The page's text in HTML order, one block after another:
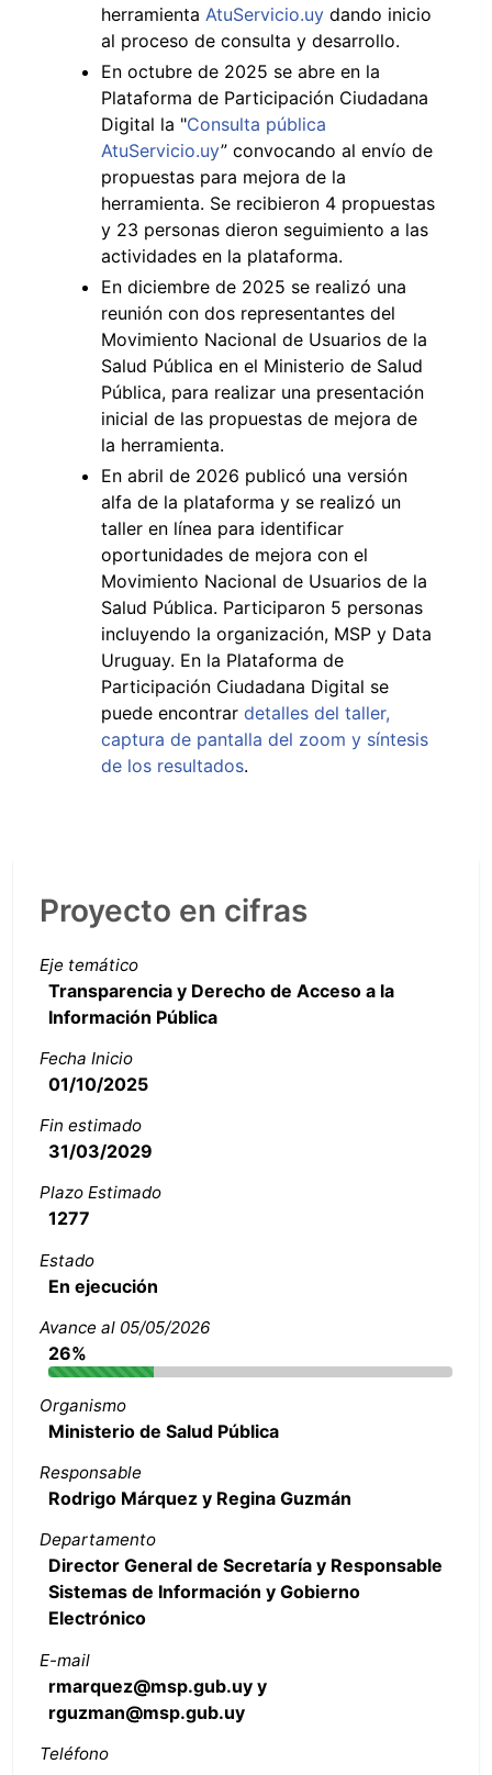
herramienta AtuServicio.uy dando inicio
al proceso de consulta y desarrollo.
En octubre de 2025 se abre en la
Plataforma de Participación Ciudadana
Digital la "Consulta pública
AtuServicio.uy” convocando al envío de
propuestas para mejora de la
herramienta. Se recibieron 4 propuestas
y 23 personas dieron seguimiento a las
actividades en la plataforma.
En diciembre de 2025 se realizó una
reunión con dos representantes del
Movimiento Nacional de Usuarios de la
Salud Pública en el Ministerio de Salud
Pública, para realizar una presentación
inicial de las propuestas de mejora de
la herramienta.
En abril de 2026 publicó una versión
alfa de la plataforma y se realizó un
taller en línea para identificar
oportunidades de mejora con el
Movimiento Nacional de Usuarios de la
Salud Pública. Participaron 5 personas
incluyendo la organización, MSP y Data
Uruguay. En la Plataforma de
Participación Ciudadana Digital se
puede encontrar detalles del taller,
captura de pantalla del zoom y síntesis
de los resultados.
Proyecto en cifras
Eje temático
Transparencia y Derecho de Acceso a la
Información Pública
Fecha Inicio
01/10/2025
Fin estimado
31/03/2029
Plazo Estimado
1277
Estado
En ejecución
Avance al 05/05/2026
26%
Organismo
Ministerio de Salud Pública
Responsable
Rodrigo Márquez y Regina Guzmán
Departamento
Director General de Secretaría y Responsable
Sistemas de Información y Gobierno
Electrónico
E-mail
rmarquez@msp.gub.uy y
rguzman@msp.gub.uy
Teléfono